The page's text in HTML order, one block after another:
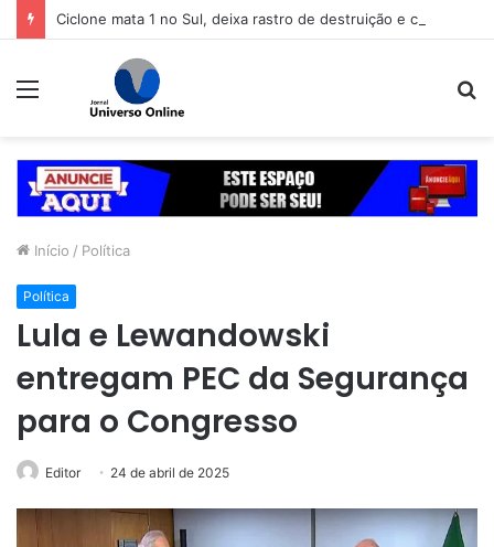
Menu
Início / Política
Política
Lula e Lewandowski
entregam PEC da Segurança
para o Congresso
Editor 24 de abril de 2025